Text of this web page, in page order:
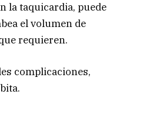
la taquicardia, puede
el volumen de
requieren.
complicaciones,